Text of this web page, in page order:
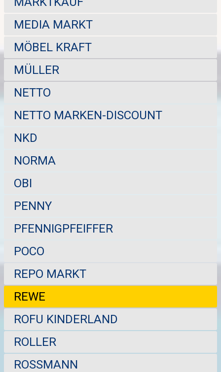
MEDIA MARKT
MÖBEL KRAFT
MÜLLER
NETTO
NETTO MARKEN-DISCOUNT
NKD
NORMA
OBI
PENNY
PFENNIGPFEIFFER
POCO
REPO MARKT
REWE
ROFU KINDERLAND
ROLLER
ROSSMANN